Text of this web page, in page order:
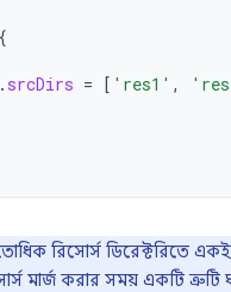
{
. srcDirs = [ 'res1' ,
রিসোর্স ডিরেক্টরিতে একই
মার্জ করার সময় একটি ত্রুটি